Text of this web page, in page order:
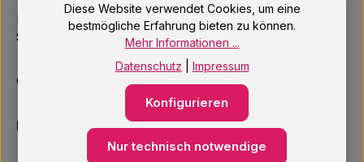
Mo–Fr: 10:00 – 18:00 Uhr
Sa: 09:00 – 14:00 Uhr
Oder über unser Kontaktformular.
Informationen
Diese Website verwendet Cookies, um eine
bestmögliche Erfahrung bieten zu können.
Mehr Informationen ...
Datenschutz
Impressum
Nur technisch notwendige
Konfigurieren